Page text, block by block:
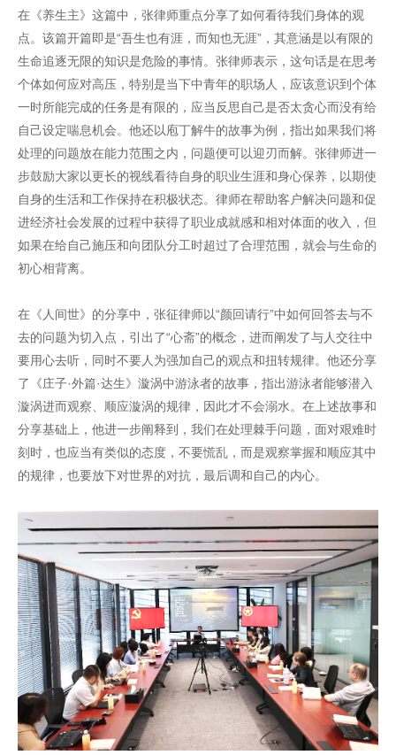
在《养生主》这篇中，张律师重点分享了如何看待我们身体的观
点。该篇开篇即是“吾生也有涯，而知也无涯”，其意涵是以有限的
生命追逐无限的知识是危险的事情。张律师表示，这句话是在思考
个体如何应对高压，特别是当下中青年的职场人，应该意识到个体
一时所能完成的任务是有限的，应当反思自己是否太贪心而没有给
自己设定喘息机会。他还以庖丁解牛的故事为例，指出如果我们将
处理的问题放在能力范围之内，问题便可以迎刃而解。张律师进一
步鼓励大家以更长的视线看待自身的职业生涯和身心保养，以期使
自身的生活和工作保持在积极状态。律师在帮助客户解决问题和促
进经济社会发展的过程中获得了职业成就感和相对体面的收入，但
如果在给自己施压和向团队分工时超过了合理范围，就会与生命的
初心相背离。
在《人间世》的分享中，张征律师以“颜回请行”中如何回答去与不
去的问题为切入点，引出了“心斋”的概念，进而阐发了与人交往中
要用心去听，同时不要人为强加自己的观点和扭转规律。他还分享
了《庄子·外篇·达生》漩涡中游泳者的故事，指出游泳者能够潜入
漩涡进而观察、顺应漩涡的规律，因此才不会溺水。在上述故事和
分享基础上，他进一步阐释到，我们在处理棘手问题，面对艰难时
刻时，也应当有类似的态度，不要慌乱，而是观察掌握和顺应其中
的规律，也要放下对世界的对抗，最后调和自己的内心。